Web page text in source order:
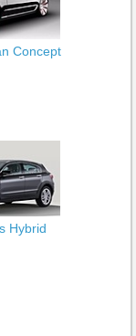
Concept
Hybrid